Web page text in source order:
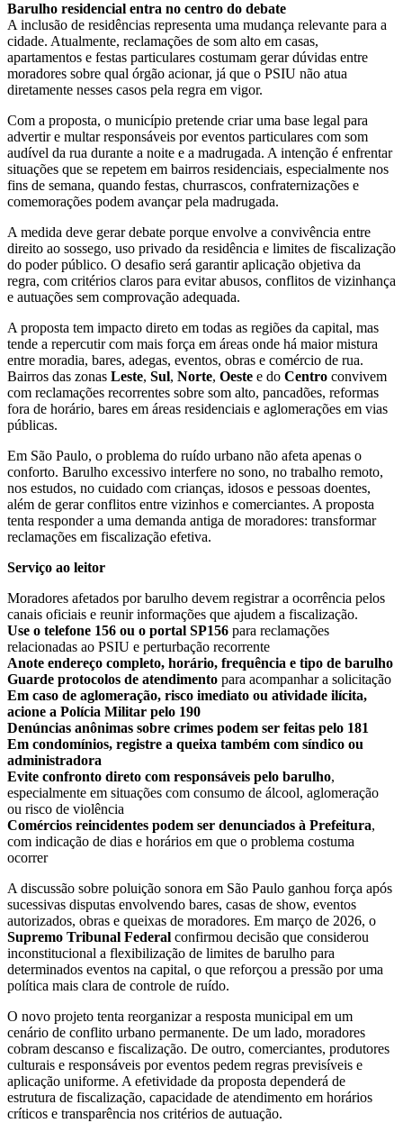
Barulho residencial entra no centro do debate
A inclusão de residências representa uma mudança relevante para a
cidade. Atualmente, reclamações de som alto em casas,
apartamentos e festas particulares costumam gerar dúvidas entre
moradores sobre qual órgão acionar, já que o PSIU não atua
diretamente nesses casos pela regra em vigor.
Com a proposta, o município pretende criar uma base legal para
advertir e multar responsáveis por eventos particulares com som
audível da rua durante a noite e a madrugada. A intenção é enfrentar
situações que se repetem em bairros residenciais, especialmente nos
fins de semana, quando festas, churrascos, confraternizações e
comemorações podem avançar pela madrugada.
A medida deve gerar debate porque envolve a convivência entre
direito ao sossego, uso privado da residência e limites de fiscalização
do poder público. O desafio será garantir aplicação objetiva da
regra, com critérios claros para evitar abusos, conflitos de vizinhança
e autuações sem comprovação adequada.
A proposta tem impacto direto em todas as regiões da capital, mas
tende a repercutir com mais força em áreas onde há maior mistura
entre moradia, bares, adegas, eventos, obras e comércio de rua.
Bairros das zonas Leste, Sul, Norte, Oeste e do Centro convivem
com reclamações recorrentes sobre som alto, pancadões, reformas
fora de horário, bares em áreas residenciais e aglomerações em vias
públicas.
Em São Paulo, o problema do ruído urbano não afeta apenas o
conforto. Barulho excessivo interfere no sono, no trabalho remoto,
nos estudos, no cuidado com crianças, idosos e pessoas doentes,
além de gerar conflitos entre vizinhos e comerciantes. A proposta
tenta responder a uma demanda antiga de moradores: transformar
reclamações em fiscalização efetiva.
Serviço ao leitor
Moradores afetados por barulho devem registrar a ocorrência pelos
canais oficiais e reunir informações que ajudem a fiscalização.
Use o telefone 156 ou o portal SP156 para reclamações
relacionadas ao PSIU e perturbação recorrente
Anote endereço completo, horário, frequência e tipo de barulho
Guarde protocolos de atendimento para acompanhar a solicitação
Em caso de aglomeração, risco imediato ou atividade ilícita,
acione a Polícia Militar pelo 190
Denúncias anônimas sobre crimes podem ser feitas pelo 181
Em condomínios, registre a queixa também com síndico ou
administradora
Evite confronto direto com responsáveis pelo barulho,
especialmente em situações com consumo de álcool, aglomeração
ou risco de violência
Comércios reincidentes podem ser denunciados à Prefeitura,
com indicação de dias e horários em que o problema costuma
ocorrer
A discussão sobre poluição sonora em São Paulo ganhou força após
sucessivas disputas envolvendo bares, casas de show, eventos
autorizados, obras e queixas de moradores. Em março de 2026, o
Supremo Tribunal Federal confirmou decisão que considerou
inconstitucional a flexibilização de limites de barulho para
determinados eventos na capital, o que reforçou a pressão por uma
política mais clara de controle de ruído.
O novo projeto tenta reorganizar a resposta municipal em um
cenário de conflito urbano permanente. De um lado, moradores
cobram descanso e fiscalização. De outro, comerciantes, produtores
culturais e responsáveis por eventos pedem regras previsíveis e
aplicação uniforme. A efetividade da proposta dependerá de
estrutura de fiscalização, capacidade de atendimento em horários
críticos e transparência nos critérios de autuação.